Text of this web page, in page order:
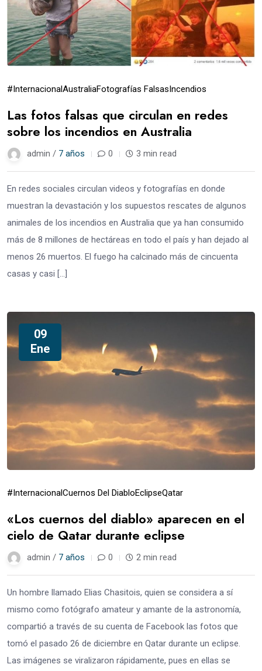
#InternacionalAustraliaFotografías FalsasIncendios
Las fotos falsas que circulan en redes
sobre los incendios en Australia
admin / 7 años 0 3 min read
En redes sociales circulan videos y fotografías en donde
muestran la devastación y los supuestos rescates de algunos
animales de los incendios en Australia que ya han consumido
más de 8 millones de hectáreas en todo el país y han dejado al
menos 26 muertos. El fuego ha calcinado más de cincuenta
casas y casi […]
09
Ene
#InternacionalCuernos Del DiabloEclipseQatar
«Los cuernos del diablo» aparecen en el
cielo de Qatar durante eclipse
admin / 7 años 0 2 min read
Un hombre llamado Elias Chasitois, quien se considera a sí
mismo como fotógrafo amateur y amante de la astronomía,
compartió a través de su cuenta de Facebook las fotos que
tomó el pasado 26 de diciembre en Qatar durante un eclipse.
Las imágenes se viralizaron rápidamente, pues en ellas se